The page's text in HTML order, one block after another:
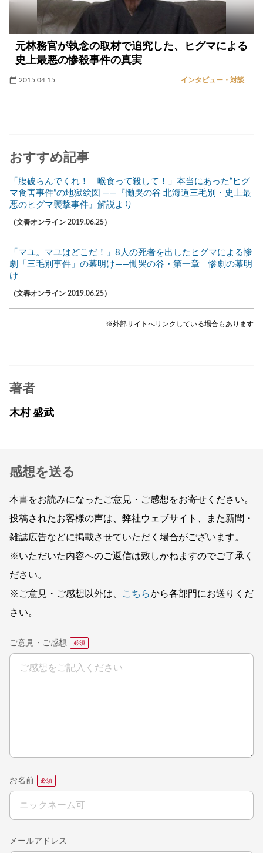
元林務官が執念の取材で追究した、ヒグマによる
史上最悪の惨殺事件の真実
2015.04.15 インタビュー・対談
おすすめ記事
「腹破らんでくれ！ 喉食って殺して！」本当にあった“ヒグ
マ食害事件”の地獄絵図 ――『慟哭の谷 北海道三毛別・史上最
悪のヒグマ襲撃事件』解説より
（文春オンライン 2019.06.25）
「マユ。マユはどこだ！」8人の死者を出したヒグマによる惨
劇「三毛別事件」の幕明け――慟哭の谷・第一章 惨劇の幕明
け
（文春オンライン 2019.06.25）
※外部サイトへリンクしている場合もあります
著者
木村 盛武
感想を送る
本書をお読みになったご意見・ご感想をお寄せください。
投稿されたお客様の声は、弊社ウェブサイト、また新聞・
雑誌広告などに掲載させていただく場合がございます。
※いただいた内容へのご返信は致しかねますのでご了承く
ださい。
※ご意見・ご感想以外は、
こちらから各部門にお送りくだ
さい。
ご意見・ご感想
お名前
メールアドレス